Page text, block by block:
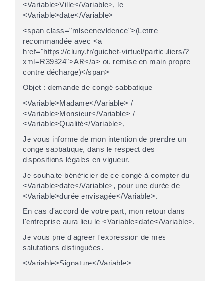
<Variable>Ville</Variable>, le
<Variable>date</Variable>
<span class="miseenevidence">(Lettre
recommandée avec <a
href="https://cluny.fr/guichet-virtuel/particuliers/?
xml=R39324">AR</a> ou remise en main propre
contre décharge)</span>
Objet : demande de congé sabbatique
<Variable>Madame</Variable> /
<Variable>Monsieur</Variable> /
<Variable>Qualité</Variable>,
Je vous informe de mon intention de prendre un
congé sabbatique, dans le respect des
dispositions légales en vigueur.
Je souhaite bénéficier de ce congé à compter du
<Variable>date</Variable>, pour une durée de
<Variable>durée envisagée</Variable>.
En cas d'accord de votre part, mon retour dans
l'entreprise aura lieu le <Variable>date</Variable>.
Je vous prie d'agréer l'expression de mes
salutations distinguées.
<Variable>Signature</Variable>